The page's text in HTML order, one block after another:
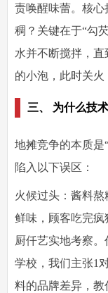
责唤醒味蕾。核
稠？关键在于“勾
水并不断搅拌，
的小泡，此时关火
三、 为什么技
地摊竞争的本质是
陷入以下误区：
火候过头：酱料
鲜味，顾客吃完
厨仟艺实地考察。
学校，我们主张1
料的品牌差异，教